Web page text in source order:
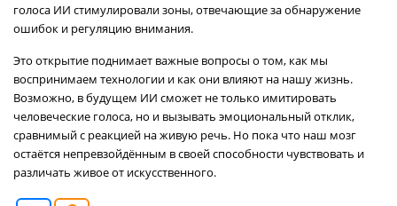
голоса ИИ стимулировали зоны, отвечающие за обнаружение
ошибок и регуляцию внимания.
Это открытие поднимает важные вопросы о том, как мы
воспринимаем технологии и как они влияют на нашу жизнь.
Возможно, в будущем ИИ сможет не только имитировать
человеческие голоса, но и вызывать эмоциональный отклик,
сравнимый с реакцией на живую речь. Но пока что наш мозг
остаётся непревзойдённым в своей способности чувствовать и
различать живое от искусственного.